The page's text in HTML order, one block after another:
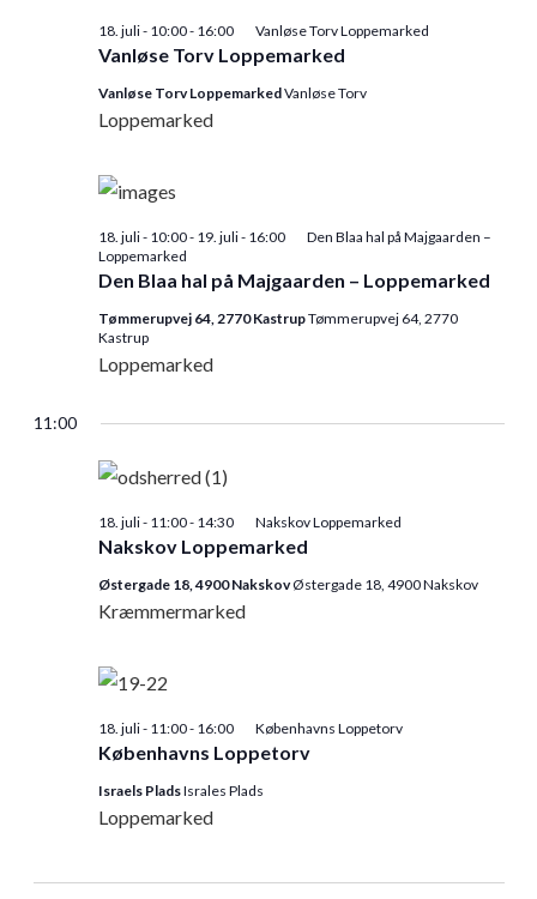
Vanløse Torv Loppemarked
18. juli - 10:00- 16:00 Vanløse Torv Loppemarked
Vanløse Torv LoppemarkedVanløse Torv
Loppemarked
Den Blaa hal på Majgaarden – Loppemarked
18. juli - 10:00- 19. juli - 16:00
Den Blaa hal på Majgaarden –
Loppemarked
Tømmerupvej 64, 2770 KastrupTømmerupvej 64, 2770
Kastrup
Loppemarked
11:00
Nakskov Loppemarked
18. juli - 11:00- 14:30 Nakskov Loppemarked
Østergade 18, 4900 NakskovØstergade 18, 4900 Nakskov
Kræmmermarked
Københavns Loppetorv
18. juli - 11:00- 16:00 Københavns Loppetorv
Israels PladsIsrales Plads
Loppemarked